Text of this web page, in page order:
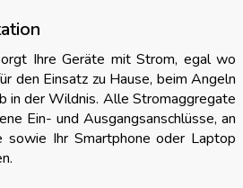
Ihre Geräte mit Strom, egal wo
den Einsatz zu Hause, beim Angeln
in der Wildnis. Alle Stromaggregate
Ein- und Ausgangsanschlüsse, an
sowie Ihr Smartphone oder Laptop